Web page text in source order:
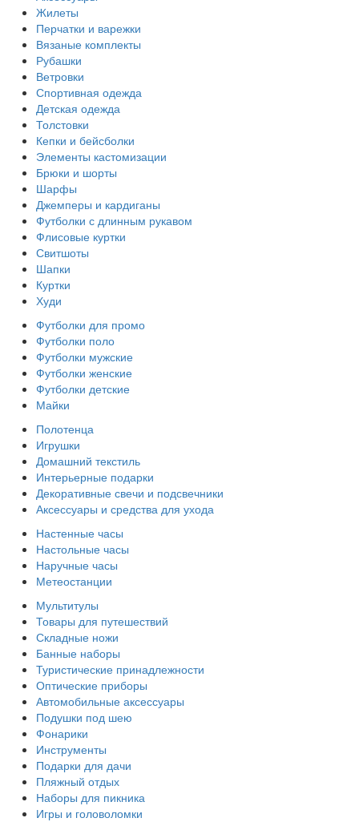
Жилеты
Перчатки и варежки
Вязаные комплекты
Рубашки
Ветровки
Спортивная одежда
Детская одежда
Толстовки
Кепки и бейсболки
Элементы кастомизации
Брюки и шорты
Шарфы
Джемперы и кардиганы
Футболки с длинным рукавом
Флисовые куртки
Свитшоты
Шапки
Куртки
Худи
Футболки для промо
Футболки поло
Футболки мужские
Футболки женские
Футболки детские
Майки
Полотенца
Игрушки
Домашний текстиль
Интерьерные подарки
Декоративные свечи и подсвечники
Аксессуары и средства для ухода
Настенные часы
Настольные часы
Наручные часы
Метеостанции
Мультитулы
Товары для путешествий
Складные ножи
Банные наборы
Туристические принадлежности
Оптические приборы
Автомобильные аксессуары
Подушки под шею
Фонарики
Инструменты
Подарки для дачи
Пляжный отдых
Наборы для пикника
Игры и головоломки